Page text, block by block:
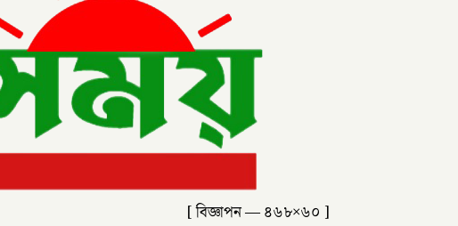
[ বিজ্ঞাপন — ৪৬৮×৬০ ]